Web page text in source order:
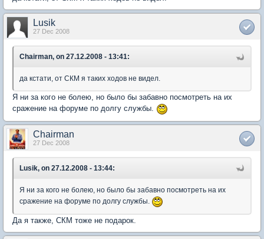
Lusik
27 Dec 2008
Chairman, on 27.12.2008 - 13:41:
да кстати, от СКМ я таких ходов не видел.
Я ни за кого не болею, но было бы забавно посмотреть на их
сражение на форуме по долгу службы.
Chairman
27 Dec 2008
Lusik, on 27.12.2008 - 13:44:
Я ни за кого не болею, но было бы забавно посмотреть на их
сражение на форуме по долгу службы.
Да я также, СКМ тоже не подарок.